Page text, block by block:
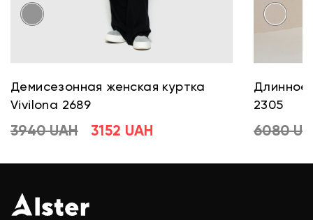
Демисезонная женская куртка
Vivilona 2689
3940 UAH 3152 UAH
Длинное
2305
6080